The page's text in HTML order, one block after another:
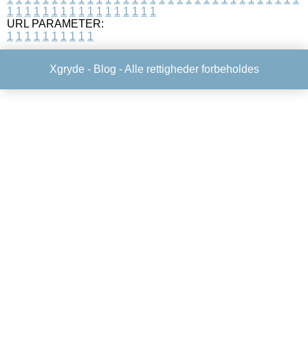
1 1 1 1 1 1 1 1 1 1 1 1 1 1 1 1 1
URL PARAMETER:
1 1 1 1 1 1 1 1 1 1
Xgryde - Blog - Alle rettigheder forbeholdes